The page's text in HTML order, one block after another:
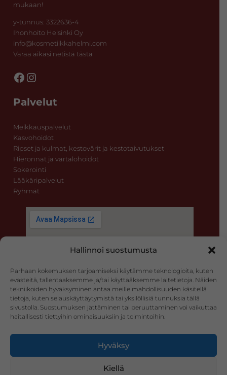
Hallinnoi suostumusta
Parhaan kokemuksen tarjoamiseksi käytämme teknologioita, kuten
evästeitä, tallentaaksemme ja/tai käyttääksemme laitetietoja. Näiden
tekniikoiden hyväksyminen antaa meille mahdollisuuden käsitellä
tietoja, kuten selauskäyttäytymistä tai yksilöllisiä tunnuksia tällä
sivustolla. Suostumuksen jättäminen tai peruuttaminen voi vaikuttaa
haitallisesti tiettyihin ominaisuuksiin ja toimintoihin.
Hyväksy
Kiellä
mukaan!
y-tunnus: 3322636-4
Ihonhoito Helsinki Oy
info@kosmetiikkahelmi.com
Varaa aikasi netistä tästä
Facebook Instagram
Palvelut
Meikkauspalvelut
Kasvohoidot
Ripset ja kulmat, kestovärit ja kestotaivutukset
Hieronnat ja vartalohoidot
Sokerointi
Lääkäripalvelut
Ryhmät